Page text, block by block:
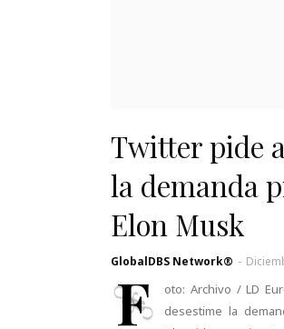
Twitter pide
la demanda
Elon Musk
GlobalDBS Network® -
F
oto: Archivo / LD
desestime la